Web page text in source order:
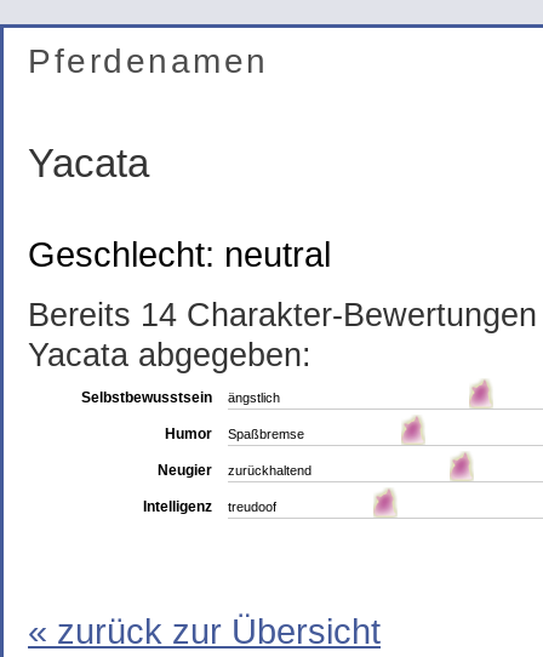
Pferdenamen
Yacata
Geschlecht: neutral
Bereits 14 Charakter-
Yacata abgegeben:
Selbstbewusstsein ängstlich
Humor Spaßbremse
Neugier zurückhaltend
Intelligenz treudoof
« zurück zur Übersicht